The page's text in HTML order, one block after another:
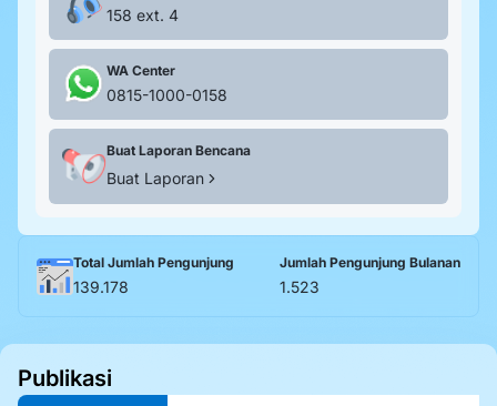
158 ext. 4
WA Center
0815-1000-0158
Buat Laporan Bencana
Buat Laporan
Total Jumlah Pengunjung
139.178
Jumlah Pengunjung Bulanan
1.523
Publikasi